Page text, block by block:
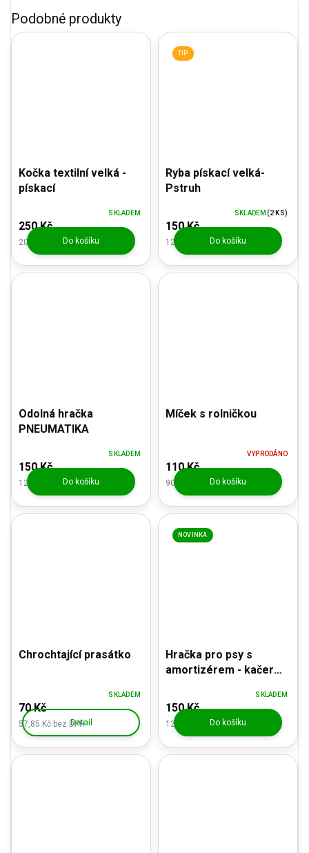
Kočka textilní velká -
pískací
206,61 Kč bez DPH
250 Kč
SKLADEM
Do košíku
TIP
Ryba pískací velká-
Pstruh
123,97 Kč bez DPH
150 Kč
SKLADEM (2 KS)
Do košíku
Odolná hračka
PNEUMATIKA
123,97 Kč bez DPH
150 Kč
SKLADEM
Do košíku
Míček s rolničkou
90,91 Kč bez DPH
110 Kč
VYPRODÁNO
Do košíku
Chrochtající prasátko
57,85 Kč bez DPH
70 Kč
SKLADEM
Detail
NOVINKA
Hračka pro psy s
amortizérem - kačer
123,97 Kč bez DPH
150 Kč
SKLADEM
Do košíku